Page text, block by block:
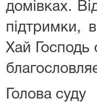
домівках.
підтримки,
Хай Господь
Голова